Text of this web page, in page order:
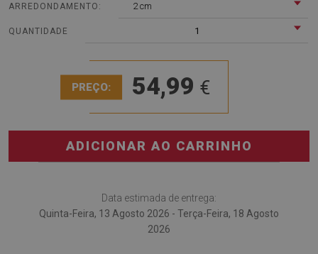
ARREDONDAMENTO: 2 cm
QUANTIDADE 1
PREÇO: 54,99 €
ADICIONAR AO CARRINHO
Data estimada de entrega:
Quinta-Feira, 13 Agosto 2026 - Terça-Feira, 18 Agosto
2026